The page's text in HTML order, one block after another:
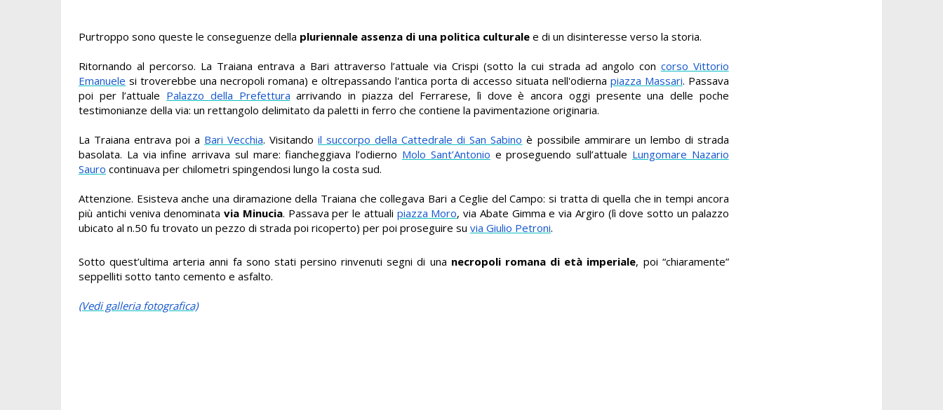
Purtroppo sono queste le conseguenze della pluriennale assenza di una politica culturale e di un disinteresse verso la storia.
Ritornando al percorso. La Traiana entrava a Bari attraverso l’attuale via Crispi (sotto la cui strada ad angolo con corso Vittorio
Emanuele si troverebbe una necropoli romana) e oltrepassando l'antica porta di accesso situata nell'odierna piazza Massari. Passava
poi per l’attuale Palazzo della Prefettura arrivando in piazza del Ferrarese, lì dove è ancora oggi presente una delle poche
testimonianze della via: un rettangolo delimitato da paletti in ferro che contiene la pavimentazione originaria.
La Traiana entrava poi a Bari Vecchia. Visitandoil succorpo della Cattedrale di San Sabino è possibile ammirare un lembo di strada
basolata. La via infine arrivava sul mare: fiancheggiava l’odierno Molo Sant’Antonio e proseguendo sull’attuale Lungomare Nazario
Sauro continuava per chilometri spingendosi lungo la costa sud.
Attenzione. Esisteva anche una diramazione della Traiana che collegava Bari a Ceglie del Campo: si tratta di quella che in tempi ancora
più antichi veniva denominata via Minucia. Passava per le attuali piazza Moro, via Abate Gimma e via Argiro (lì dove sotto un palazzo
ubicato al n.50 fu trovato un pezzo di strada poi ricoperto) per poi proseguire su via Giulio Petroni.
Sotto quest’ultima arteria anni fa sono stati persino rinvenuti segni di una necropoli romana di età imperiale, poi “chiaramente”
seppelliti sotto tanto cemento e asfalto.
(Vedi galleria fotografica)